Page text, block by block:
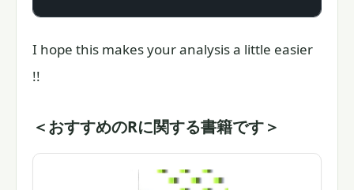
I hope this makes your analysis a little easier
!!
＜おすすめのRに関する書籍です＞